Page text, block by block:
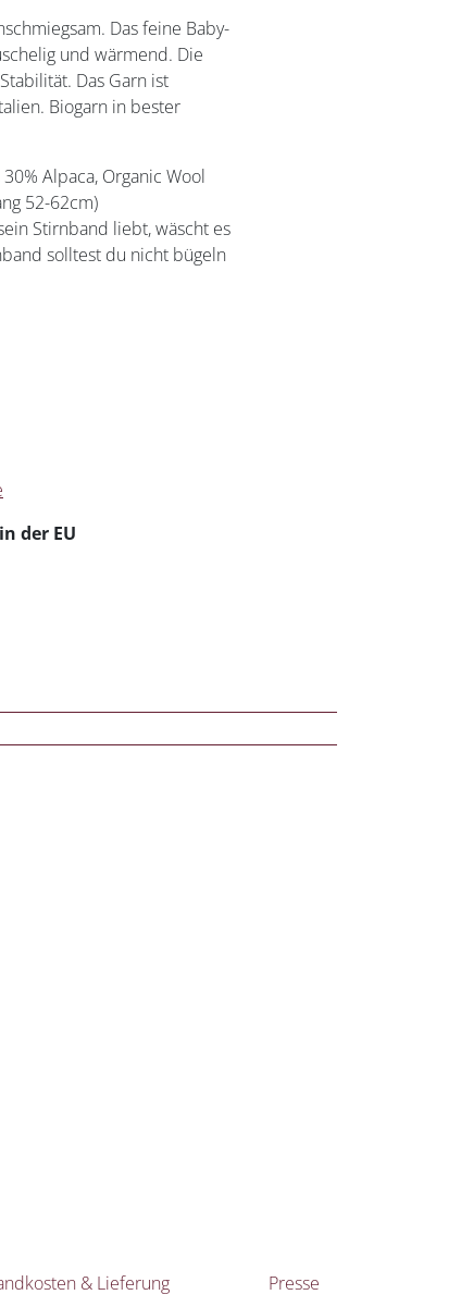
Das feine Baby-
und wärmend. Die
Das Garn ist
Biogarn in bester
Alpaca, Organic Wool
52-62cm)
Stirnband liebt, wäscht es
solltest du nicht bügeln
der EU
& Lieferung Presse